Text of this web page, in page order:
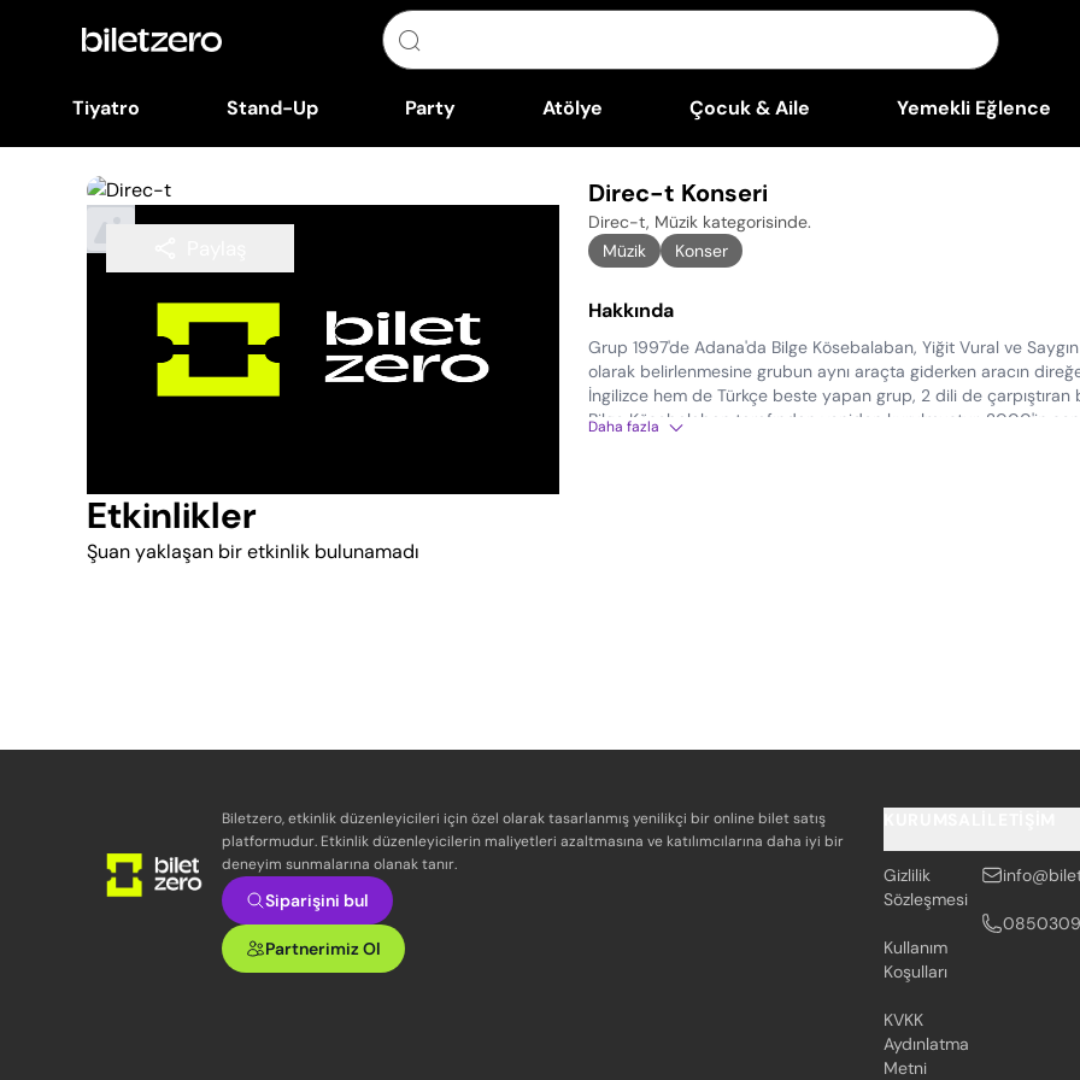
Tiyatro Stand-Up Party Atölye Çocuk & Aile Yemekli Eğlence
Direc-t Konseri
Direc-t, Müzik kategorisinde.
Müzik
Konser
Hakkında
Grup 1997'de Adana'da Bilge Kösebalaban, Yiğit Vural ve
olarak belirlenmesine grubun aynı araçta giderken aracın
İngilizce hem de Türkçe beste yapan grup, 2 dili de çarpıştıran
Bilge Kösebalaban tarafından yeniden kurulmuştur. 2000'in
Daha fazla
Etkinlikler
Şuan yaklaşan bir etkinlik bulunamadı
Biletzero, etkinlik düzenleyicileri için özel olarak tasarlanmış yenilikçi bir online bilet satış
platformudur. Etkinlik düzenleyicilerin maliyetleri azaltmasına ve katılımcılarına daha iyi bir
deneyim sunmalarına olanak tanır.
Siparişini bul
Partnerimiz Ol
Gizlilik
Sözleşmesi
Kullanım
Koşulları
KVKK
Aydınlatma
Metni